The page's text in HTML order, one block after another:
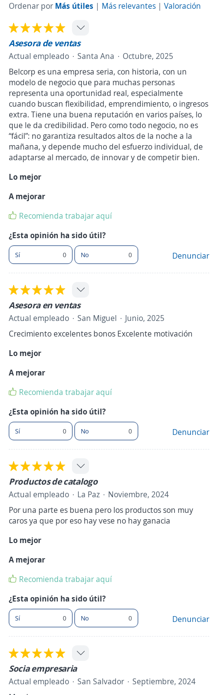
Ordenar por Más útiles | Más relevantes | Valoración
Asesora de ventas
Actual empleado Santa Ana
Octubre, 2025
Belcorp es una empresa seria, con historia, con un
modelo de negocio que para muchas personas
representa una oportunidad real, especialmente
cuando buscan flexibilidad, emprendimiento, o ingresos
extra. Tiene una buena reputación en varios países, lo
que le da credibilidad. Pero como todo negocio, no es
“fácil”: no garantiza resultados altos de la noche a la
mañana, y depende mucho del esfuerzo individual, de
adaptarse al mercado, de innovar y de competir bien.
Lo mejor
A mejorar
Recomienda trabajar aquí
¿Esta opinión ha sido útil?
Sí 0 No 0 Denunciar
Asesora en ventas
Actual empleado San Miguel
Junio, 2025
Crecimiento excelentes bonos Excelente motivación
Lo mejor
A mejorar
Recomienda trabajar aquí
¿Esta opinión ha sido útil?
Sí 0 No 0 Denunciar
Productos de catalogo
Actual empleado La Paz
Noviembre, 2024
Por una parte es buena pero los productos son muy
caros ya que por eso hay vese no hay ganacia
Lo mejor
A mejorar
Recomienda trabajar aquí
¿Esta opinión ha sido útil?
Sí 0 No 0 Denunciar
Socia empresaria
Actual empleado San Salvador
Septiembre, 2024